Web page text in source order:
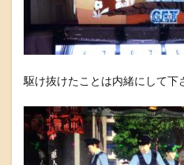
駆け抜けたことは内緒にして下